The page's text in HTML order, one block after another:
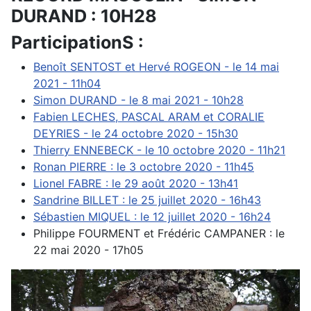
DURAND : 10H28
ParticipationS :
Benoît SENTOST et Hervé ROGEON - le 14 mai
2021 - 11h04
Simon DURAND - le 8 mai 2021 - 10h28
Fabien LECHES, PASCAL ARAM et CORALIE
DEYRIES - le 24 octobre 2020 - 15h30
Thierry ENNEBECK - le 10 octobre 2020 - 11h21
Ronan PIERRE : le 3 octobre 2020 - 11h45
Lionel FABRE : le 29 août 2020 - 13h41
Sandrine BILLET : le 25 juillet 2020 - 16h43
Sébastien MIQUEL : le 12 juillet 2020 - 16h24
Philippe FOURMENT et Frédéric CAMPANER : le
22 mai 2020 - 17h05